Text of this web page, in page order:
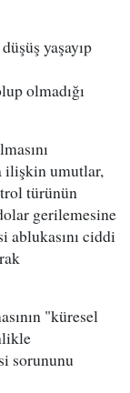
yaşayıp
olmadığı
ilişkin umutlar,
türünün
gerilemesine
ablukasını ciddi
"küresel
sorununu